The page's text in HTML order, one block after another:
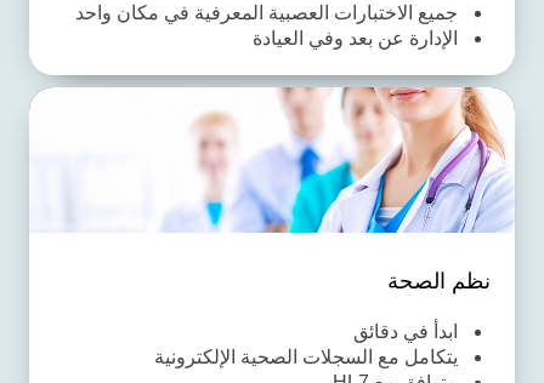
جميع الاختبارات العصبية المعرفية في مكان واحد
الإدارة عن بعد وفي العيادة
نظم الصحة
ابدأ في دقائق
يتكامل مع السجلات الصحية الإلكترونية